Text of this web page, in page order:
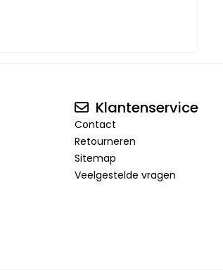
Klantenservice
Contact
Retourneren
Sitemap
Veelgestelde vragen